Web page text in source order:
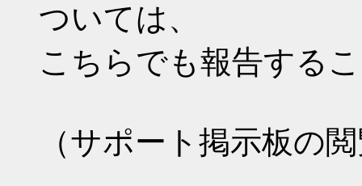
ついては、
こちらでも報告する
（サポート掲示板の